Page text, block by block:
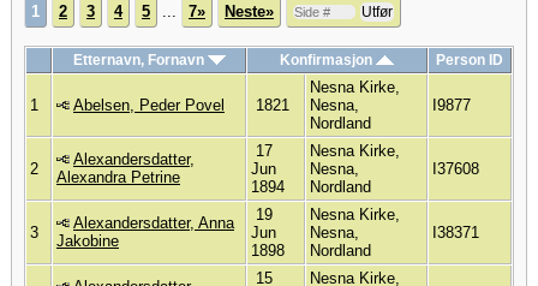
1 2 3 4 5 ... 7» Neste»
Etternavn, Fornavn Konfirmasjon Person ID
1 Abelsen, Peder Povel 1821
Nesna Kirke,
Nesna,
Nordland
I9877
2
Alexandersdatter,
Alexandra Petrine
17
Jun
1894
Nesna Kirke,
Nesna,
Nordland
I37608
3
Alexandersdatter, Anna
Jakobine
19
Jun
1898
Nesna Kirke,
Nesna,
Nordland
I38371
15 Nesna Kirke,